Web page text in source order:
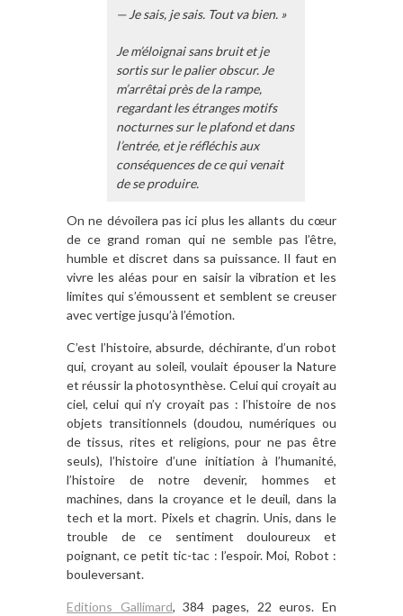
— Je sais, je sais. Tout va bien. »
Je m’éloignai sans bruit et je
sortis sur le palier obscur. Je
m’arrêtai près de la rampe,
regardant les étranges motifs
nocturnes sur le plafond et dans
l’entrée, et je réfléchis aux
conséquences de ce qui venait
de se produire.
On ne dévoilera pas ici plus les allants du cœur
de ce grand roman qui ne semble pas l’être,
humble et discret dans sa puissance. Il faut en
vivre les aléas pour en saisir la vibration et les
limites qui s’émoussent et semblent se creuser
avec vertige jusqu’à l’émotion.
C’est l’histoire, absurde, déchirante, d’un robot
qui, croyant au soleil, voulait épouser la Nature
et réussir la photosynthèse. Celui qui croyait au
ciel, celui qui n’y croyait pas : l’histoire de nos
objets transitionnels (doudou, numériques ou
de tissus, rites et religions, pour ne pas être
seuls), l’histoire d’une initiation à l’humanité,
l’histoire de notre devenir, hommes et
machines, dans la croyance et le deuil, dans la
tech et la mort. Pixels et chagrin. Unis, dans le
trouble de ce sentiment douloureux et
poignant, ce petit tic-tac : l’espoir. Moi, Robot :
bouleversant.
Editions Gallimard, 384 pages, 22 euros. En